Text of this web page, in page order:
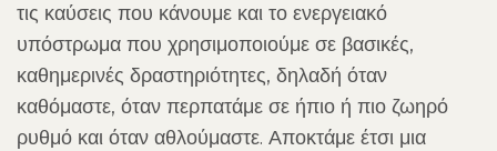
τις καύσεις που κάνουμε και το ενεργειακό
υπόστρωμα που χρησιμοποιούμε σε βασικές,
καθημερινές δραστηριότητες, δηλαδή όταν
καθόμαστε, όταν περπατάμε σε ήπιο ή πιο ζωηρό
ρυθμό και όταν αθλούμαστε. Αποκτάμε έτσι μια